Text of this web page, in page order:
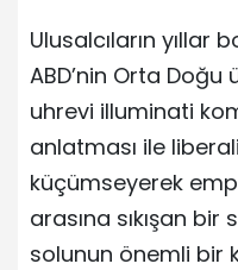
Ulusalcıların
ABD’nin Orta Doğu
uhrevi illuminati
anlatması ile
küçümseyerek
arasına sıkışan
solunun önemli bir